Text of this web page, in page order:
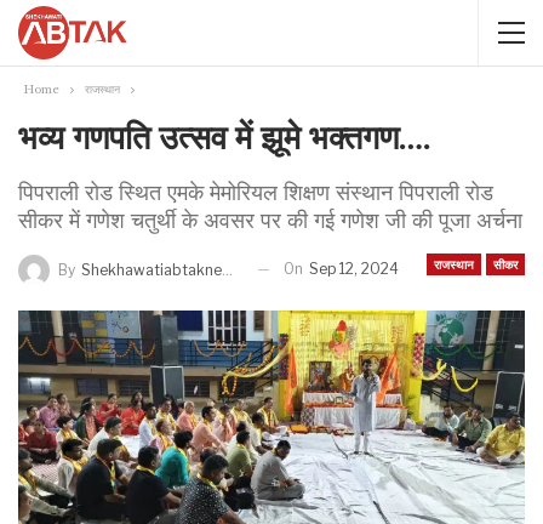
Home राजस्थान
भव्य गणपति उत्सव में झूमे भक्तगण….
पिपराली रोड स्थित एमके मेमोरियल शिक्षण संस्थान पिपराली रोड
सीकर में गणेश चतुर्थी के अवसर पर की गई गणेश जी की पूजा अर्चना
राजस्थान सीकर
By Shekhawatiabtaknews On Sep 12, 2024